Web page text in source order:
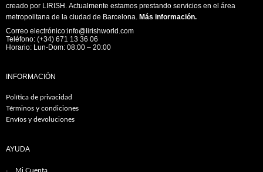
creado por LIRISH. Actualmente estamos prestando servicios en el área
metropolitana de la ciudad de Barcelona. Más información.
Correo electrónico:info@lirishworld.com
Teléfono: (+34) 671 13 36 06
Horario: Lun-Dom: 08:00 – 20:00
INFORMACIÓN
Política de privacidad
Términos y condiciones
Envíos y devoluciones
AYUDA
Mi Cuenta